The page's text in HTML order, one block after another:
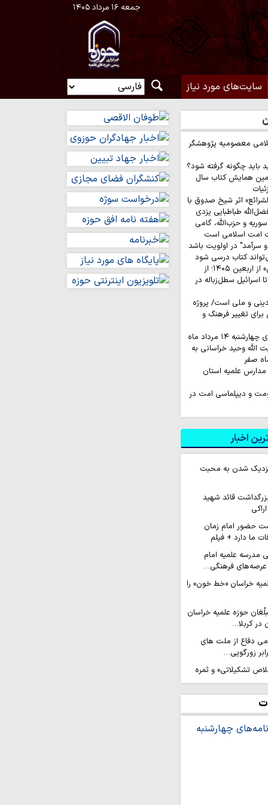
جمعه ۱۶ مرداد ۱۴۰۵
سایت‌های مورد نیاز
معصومیه پژوهشگر
باید چگونه گرفته شود؟
همایش کتاب سال
اثر شیخ صدوق با
طباطبایی یزدی
و حزب‌الله، گامی
امت اسلامی است
سرآمد" در اولویت باشد
کتاب درسی شود
روایت‌ کاربران «ایکس» از اربعین ۱۴۰۵؛ از
اسرائیل سطل‌زباله‌ در
و ملی است/ پروژه
تغییر فرهنگ و
۱۴ مرداد ماه
الله وحید خراسانی به
صفر
علمیه استان
و دیپلماسی امت در
اخبار
شدن به محبت
قائد شهید
حضور امام زمان
ما دارد + فیلم
مدرسه علمیه امام
فرهنگی…
خراسان «خط خون» را
حوزه علمیه خراسان
در کربلا…
دفاع از ملت های
زورگویی…
تشکیلاتی» و ثمره
است
کاروان ۲۰۰ نفره نوجوانان کهگیلویه و
من» در مسیر نجف